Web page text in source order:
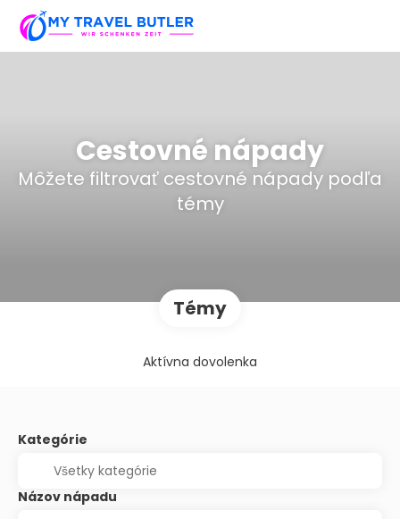
Cestovné nápady
Môžete filtrovať cestovné nápady podľa
témy
Témy
Aktívna dovolenka
Kategórie
Názov nápadu